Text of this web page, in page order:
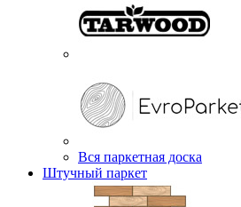
Вся паркетная доска
Штучный паркет